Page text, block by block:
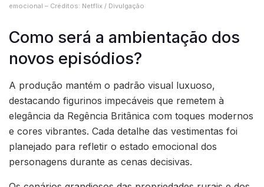
emocional – Créditos: Netflix / Divulgação
Como será a ambientação dos
novos episódios?
A produção mantém o padrão visual luxuoso,
destacando figurinos impecáveis que remetem à
elegância da Regência Britânica com toques modernos
e cores vibrantes. Cada detalhe das vestimentas foi
planejado para refletir o estado emocional dos
personagens durante as cenas decisivas.